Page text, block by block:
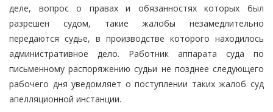
деле, вопрос о правах и обязанностях которых был
разрешен судом, такие жалобы незамедлительно
передаются судье, в производстве которого находилось
административное дело. Работник аппарата суда по
письменному распоряжению судьи не позднее следующего
рабочего дня уведомляет о поступлении таких жалоб суд
апелляционной инстанции.